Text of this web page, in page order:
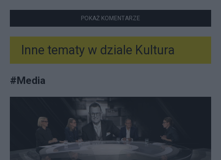
POKAŻ KOMENTARZE
Inne tematy w dziale Kultura
#Media